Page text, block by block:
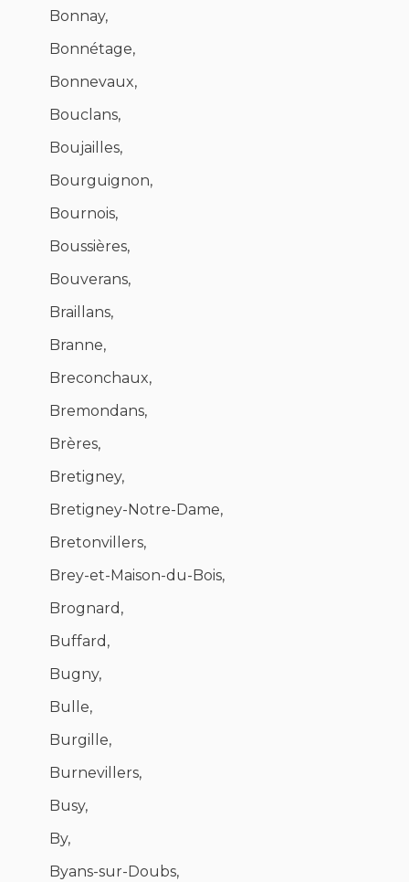
Bonnay,
Bonnétage,
Bonnevaux,
Bouclans,
Boujailles,
Bourguignon,
Bournois,
Boussières,
Bouverans,
Braillans,
Branne,
Breconchaux,
Bremondans,
Brères,
Bretigney,
Bretigney-Notre-Dame,
Bretonvillers,
Brey-et-Maison-du-Bois,
Brognard,
Buffard,
Bugny,
Bulle,
Burgille,
Burnevillers,
Busy,
By,
Byans-sur-Doubs,